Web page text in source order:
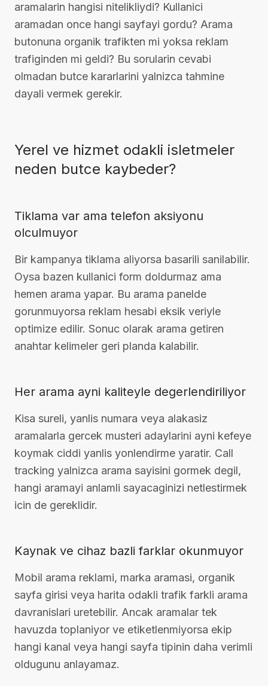
aramalarin hangisi nitelikliydi? Kullanici
aramadan once hangi sayfayi gordu? Arama
butonuna organik trafikten mi yoksa reklam
trafiginden mi geldi? Bu sorularin cevabi
olmadan butce kararlarini yalnizca tahmine
dayali vermek gerekir.
Yerel ve hizmet odakli isletmeler
neden butce kaybeder?
Tiklama var ama telefon aksiyonu
olculmuyor
Bir kampanya tiklama aliyorsa basarili sanilabilir.
Oysa bazen kullanici form doldurmaz ama
hemen arama yapar. Bu arama panelde
gorunmuyorsa reklam hesabi eksik veriyle
optimize edilir. Sonuc olarak arama getiren
anahtar kelimeler geri planda kalabilir.
Her arama ayni kaliteyle degerlendiriliyor
Kisa sureli, yanlis numara veya alakasiz
aramalarla gercek musteri adaylarini ayni kefeye
koymak ciddi yanlis yonlendirme yaratir. Call
tracking yalnizca arama sayisini gormek degil,
hangi aramayi anlamli sayacaginizi netlestirmek
icin de gereklidir.
Kaynak ve cihaz bazli farklar okunmuyor
Mobil arama reklami, marka aramasi, organik
sayfa girisi veya harita odakli trafik farkli arama
davranislari uretebilir. Ancak aramalar tek
havuzda toplaniyor ve etiketlenmiyorsa ekip
hangi kanal veya hangi sayfa tipinin daha verimli
oldugunu anlayamaz.